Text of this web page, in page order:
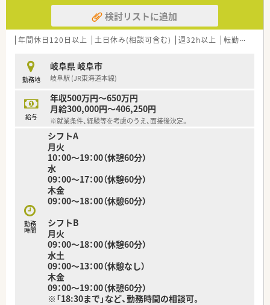
検討リストに追加
年間休日120日以上 土日休み(相談可含む) 週32h以上 転勤なし
勤務地
岐阜県 岐阜市
岐阜駅 (JR東海道本線)
給与
年収500万円～650万円
月給300,000円～406,250円
※就業条件、経験等を考慮のうえ、面接後決定。
勤務
時間
シフトA
月火
10：00～19：00（休憩60分）
水
09：00～17：00（休憩60分）
木金
09：00～18：00（休憩60分）
シフトB
月火
09：00～18：00（休憩60分）
水土
09：00～13：00（休憩なし）
木金
09：00～19：00（休憩60分）
※「18:30まで」など、勤務時間の相談可。